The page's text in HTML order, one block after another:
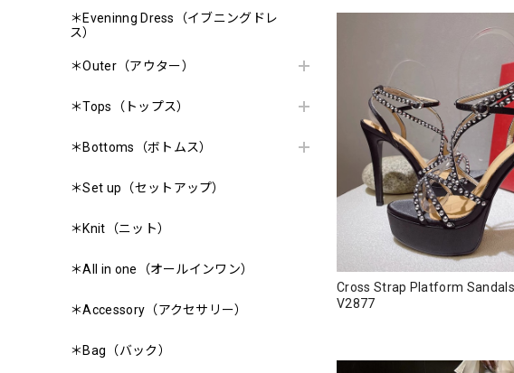
＊Eveninng Dress（イブニングドレ
ス）
＊Outer（アウター）
＊Tops（トップス）
＊Bottoms（ボトムス）
＊Set up（セットアップ）
＊Knit（ニット）
＊All in one（オールインワン）
＊Accessory（アクセサリー）
＊Bag（バック）
Cross Strap Platform
V2877